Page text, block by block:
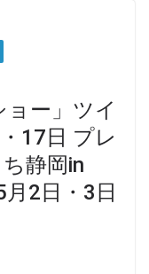
ョー」ツイ
17日 プレ
静岡in
2日・3日